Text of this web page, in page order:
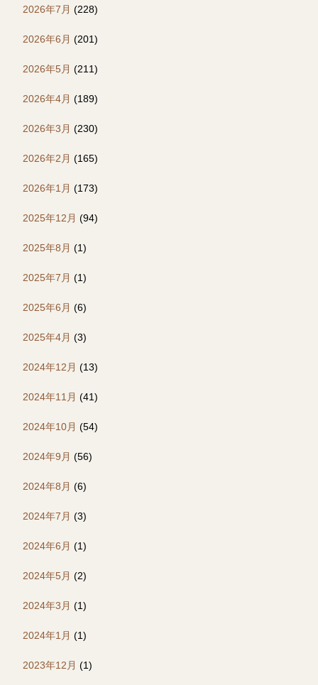
2026年7月 (228)
2026年6月 (201)
2026年5月 (211)
2026年4月 (189)
2026年3月 (230)
2026年2月 (165)
2026年1月 (173)
2025年12月 (94)
2025年8月 (1)
2025年7月 (1)
2025年6月 (6)
2025年4月 (3)
2024年12月 (13)
2024年11月 (41)
2024年10月 (54)
2024年9月 (56)
2024年8月 (6)
2024年7月 (3)
2024年6月 (1)
2024年5月 (2)
2024年3月 (1)
2024年1月 (1)
2023年12月 (1)